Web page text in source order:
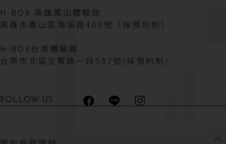
H-BOX 高雄鳳山體驗館
高雄市鳳山區海涵路408號（採預約制）
H-BOX台南體驗館
台南市北區立賢路一段587號(採預約制）
FOLLOW US